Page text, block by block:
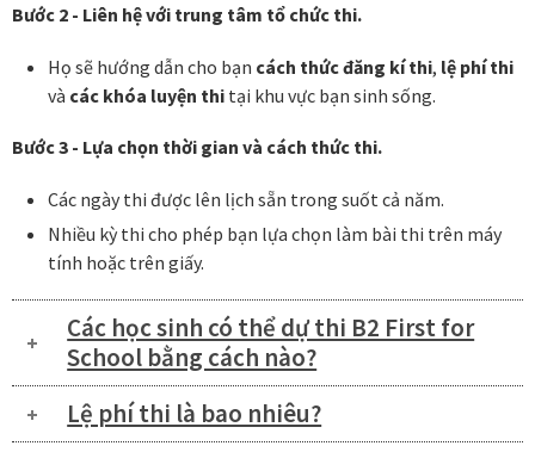
Bước 2 - Liên hệ với trung tâm tổ chức thi.
Họ sẽ hướng dẫn cho bạn cách thức đăng kí thi, lệ phí thi
và các khóa luyện thitại khu vực bạn sinh sống.
Bước 3 - Lựa chọn thời gian và cách thức thi.
Các ngày thi được lên lịch sẵn trong suốt cả năm.
Nhiều kỳ thi cho phép bạn lựa chọn làm bài thi trên máy
tính hoặc trên giấy.
Các học sinh có thể dự thi B2 First for
School bằng cách nào?
Lệ phí thi là bao nhiêu?